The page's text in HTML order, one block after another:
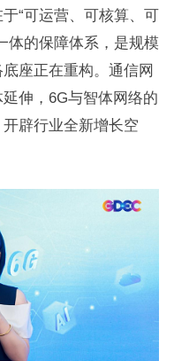
“可运营、可核算、可
体的保障体系，是规模
座正在重构。通信网
伸，6G与智体网络的
辟行业全新增长空